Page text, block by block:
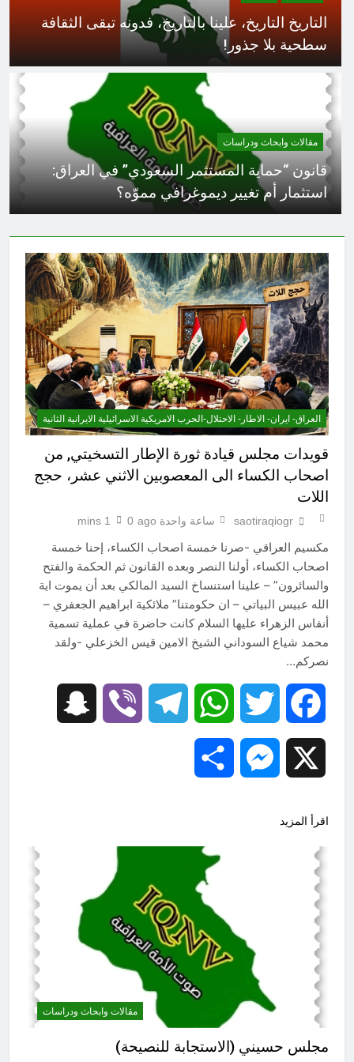
التاريخ التاريخ، علينا بالتاريخ، فدونه تبقى الثقافة
سطحية بلا جذور!
مقالات وابحاث ودراسات
قانون “حماية المستثمر السعودي” في العراق:
استثمار أم تغيير ديموغرافي مموّه؟
العراق- ايران- الاطار- الاحتلال-الحرب الامريكية الاسرائيلية الايرانية الثانية
قويدات مجلس قيادة ثورة الإطار التسخيتي, من
اصحاب الكساء الى المعصوبين الاثني عشر، حجج
اللات
saotiraqiogr ساعة واحدة ago 0
1 mins
مكسيم العراقي -صرنا خمسة اصحاب الكساء، إحنا خمسة
اصحاب الكساء، أولنا النصر وبعده القانون ثم الحكمة والفتح
والسائرون” – علينا استنساخ السيد المالكي بعد أن يموت اية
الله عبيس البياتي – ان حكومتنا” ملائكية ابراهيم الجعفري –
أنفاس الزهراء عليها السلام كانت حاضرة في عملية تسمية
محمد شياع السوداني الشيخ الامين قيس الخزعلي -ولقد
نصركم…
Facebook
Twitter
WhatsApp
Telegram
Viber
Messenger
اقرأ المزيد
مقالات وابحاث ودراسات
مجلس حسيني (الاستجابة للنصيحة)